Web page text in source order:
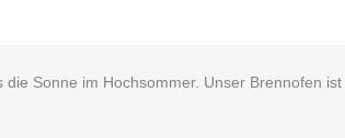
Sonne im Hochsommer. Unser Brennofen ist